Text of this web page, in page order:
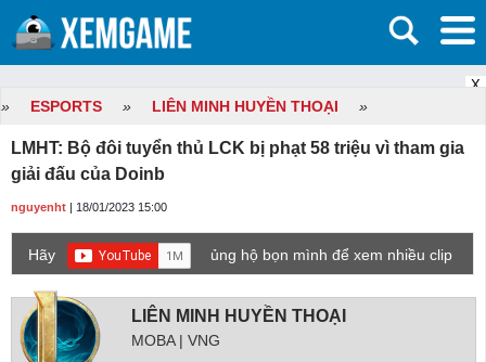
X
» ESPORTS » LIÊN MINH HUYỀN THOẠI »
LMHT: Bộ đôi tuyển thủ LCK bị phạt 58 triệu vì tham gia
giải đấu của Doinb
nguyenht | 18/01/2023 15:00
Hãy
ủng hộ bọn mình để xem nhiều clip
LIÊN MINH HUYỀN THOẠI
MOBA | VNG